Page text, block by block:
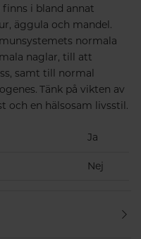
finns i bland annat
äggula och mandel.
normala
naglar, till att
samt till normal
Tänk på vikten av
och en hälsosam livsstil.
Ja
Nej